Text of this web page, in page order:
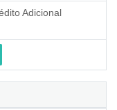
Adicional